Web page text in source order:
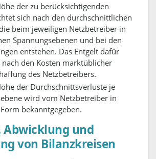
der zu berücksichtigenden
sich nach den durchschnittlichen
beim jeweiligen Netzbetreiber in
Spannungsebenen und bei den
entstehen. Das Entgelt dafür
den Kosten marktüblicher
des Netzbetreibers.
der Durchschnittsverluste je
wird vom Netzbetreiber in
bekanntgegeben.
Abwicklung und
von Bilanzkreisen